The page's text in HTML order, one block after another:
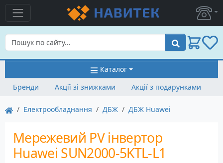
Пошук
Каталог
Бренди
Акції зі знижками Акції з подарунками
Електрообладнання ДБЖ ДБЖ Huawei
Мережевий PV інвертор
Huawei SUN2000-5KTL-L1